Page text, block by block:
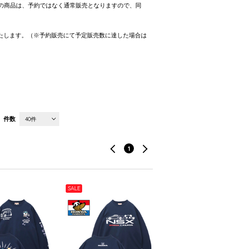
品は、予約ではなく通常販売となりますので、同
します。（※予約販売にて予定販売数に達した場合は
件数 40件
1
SALE